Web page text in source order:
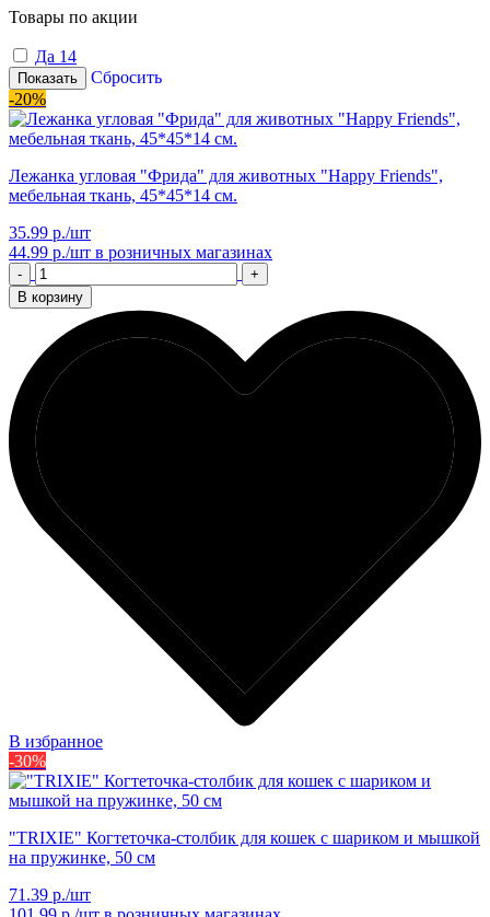
Товары по акции
Да 14
Показать
Сбросить
-20%
Лежанка угловая "Фрида" для животных "Happy Friends",
мебельная ткань, 45*45*14 см.
35.99 р./шт
44.99 р./шт в розничных магазинах
-
+
В корзину
В избранное
-30%
"TRIXIE" Когтеточка-столбик для кошек с шариком и мышкой
на пружинке, 50 см
71.39 р./шт